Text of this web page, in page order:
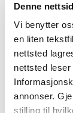
Denne
Vi benytter
en liten
nettsted
nettsted
annonser.
stilling til
utøvelse